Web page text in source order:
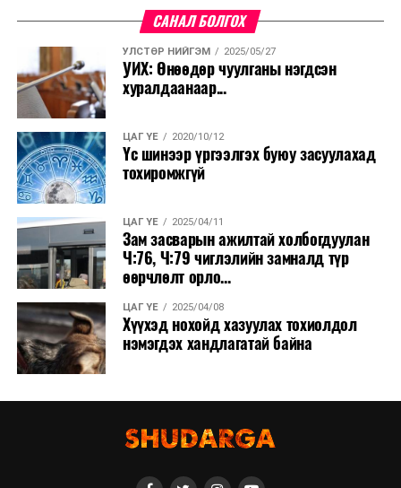
САНАЛ БОЛГОХ
УЛСТӨР НИЙГЭМ 2025/05/27
УИХ: Өнөөдөр чуулганы нэгдсэн
хуралдаанаар...
ЦАГ ҮЕ 2020/10/12
Үс шинээр үргээлгэх буюу засуулахад
тохиромжгүй
ЦАГ ҮЕ 2025/04/11
Зам засварын ажилтай холбогдуулан
Ч:76, Ч:79 чиглэлийн замналд түр
өөрчлөлт орло...
ЦАГ ҮЕ 2025/04/08
Хүүхэд нохойд хазуулах тохиолдол
нэмэгдэх хандлагатай байна